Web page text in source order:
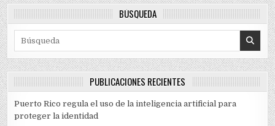
BÚSQUEDA
PUBLICACIONES RECIENTES
Puerto Rico regula el uso de la inteligencia artificial para
proteger la identidad